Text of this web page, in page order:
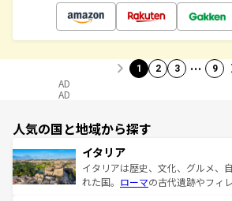
1 2 3 … 9
AD
AD
人気の国と地域から探す
イタリア
イタリアは歴史、文化、グルメ、
れた国。 ローマの古代遺跡やフィ